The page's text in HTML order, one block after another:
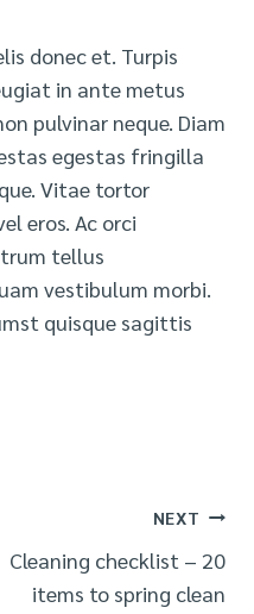
donec et. Turpis
in ante metus
pulvinar neque. Diam
egestas fringilla
Vitae tortor
eros. Ac orci
tellus
vestibulum morbi.
quisque sagittis
NEXT
Cleaning checklist – 20
items to spring clean